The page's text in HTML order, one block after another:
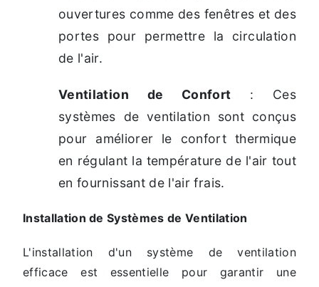
ouvertures comme des fenêtres et des
portes pour permettre la circulation
de l'air.
Ventilation de Confort : Ces
systèmes de ventilation sont conçus
pour améliorer le confort thermique
en régulant la température de l'air tout
en fournissant de l'air frais.
Installation de Systèmes de Ventilation
L'installation d'un système de ventilation
efficace est essentielle pour garantir une